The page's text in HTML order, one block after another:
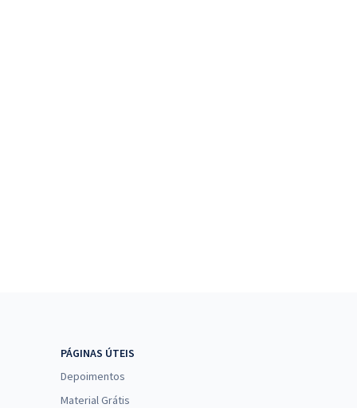
PÁGINAS ÚTEIS
Depoimentos
Material Grátis